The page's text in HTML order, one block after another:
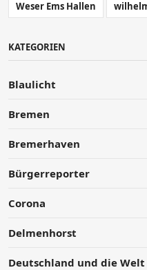
Weser Ems Hallen
KATEGORIEN
Blaulicht
Bremen
Bremerhaven
Bürgerreporter
Corona
Delmenhorst
Deutschland und die Welt